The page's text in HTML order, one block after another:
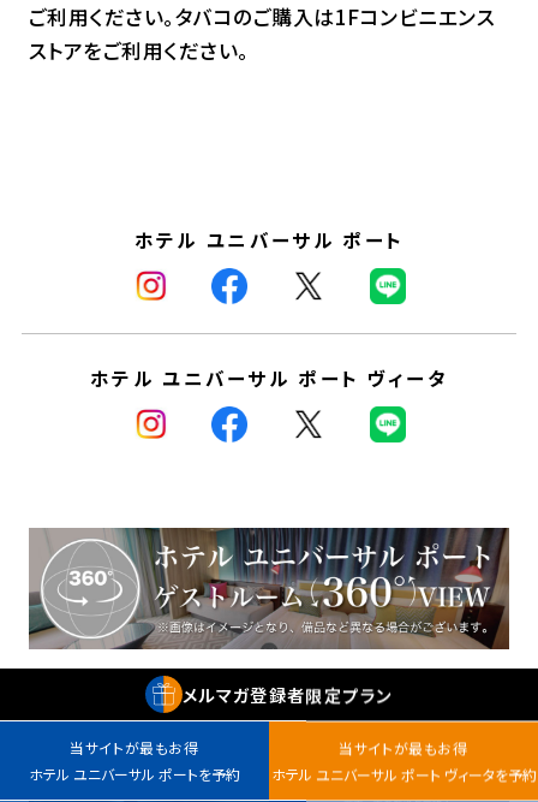
メルマガ登録者限定プラン
ホテル ユニバーサル ポートを予約
当サイトが最もお得
ホテル ユニバーサル ポート ヴィータを予約
当サイトが最もお得
ご利用ください。タバコのご購入は1Fコンビニエンス
ストアをご利用ください。
ホテル ユニバーサル ポート
ホテル ユニバーサル ポート ヴィータ